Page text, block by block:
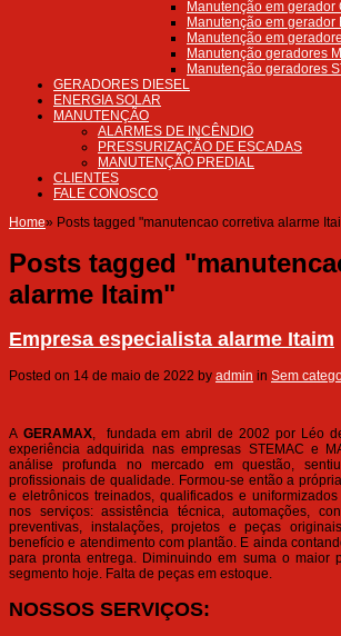
Manutenção em gerador
Manutenção em gerador
Manutenção em
Manutenção geradores
Manutenção geradores
GERADORES DIESEL
ENERGIA SOLAR
MANUTENÇÃO
ALARMES DE INCÊNDIO
PRESSURIZAÇÃO DE ESCADAS
MANUTENÇÃO PREDIAL
CLIENTES
FALE CONOSCO
Home» Posts tagged "manutencao corretiva alarme
Posts tagged
alarme Itaim"
Empresa especialista alarme Itaim
Posted on 14 de maio de 2022 by admin in Sem
A GERAMAX, fundada em abril de 2002 por Léo
experiência adquirida nas empresas STEMAC e
análise profunda no mercado em questão,
profissionais de qualidade. Formou-se então a
e eletrônicos treinados, qualificados e
nos serviços: assistência técnica, automações,
preventivas, instalações, projetos e peças
benefício e atendimento com plantão. E ainda
para pronta entrega. Diminuindo em suma o maior
segmento hoje. Falta de peças em estoque.
NOSSOS SERVIÇOS: